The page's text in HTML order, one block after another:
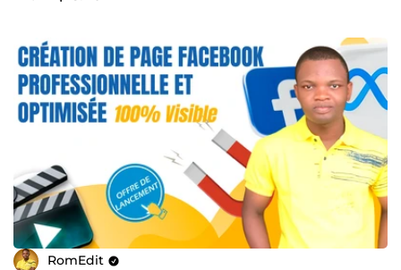
RomEdit